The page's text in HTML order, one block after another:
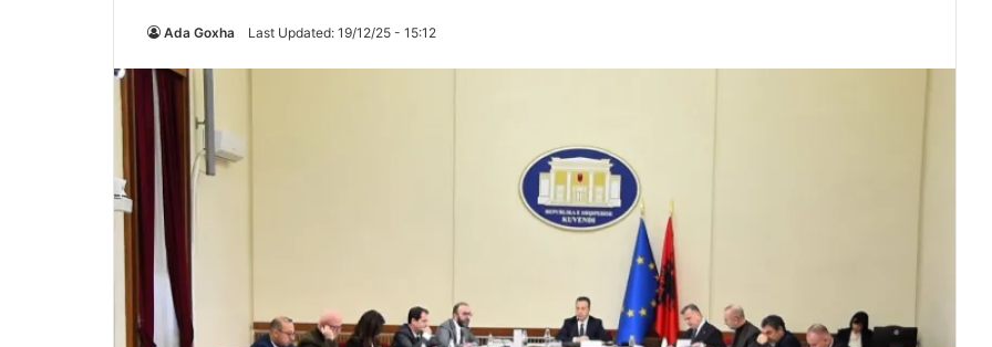
Ada Goxha Last Updated: 19/12/25 - 15:12